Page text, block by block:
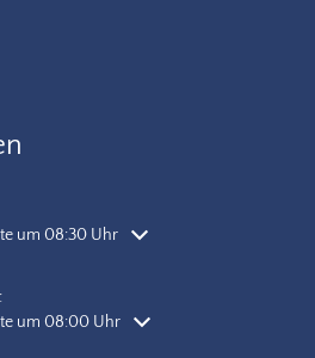
oder Schließzeiten auszublenden
um 08:30 Uhr
oder Schließzeiten auszublenden
um 08:00 Uhr